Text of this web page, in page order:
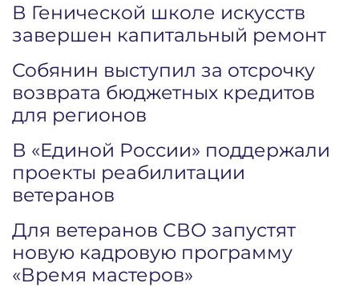
В Генической школе искусств
завершен капитальный ремонт
Собянин выступил за отсрочку
возврата бюджетных кредитов
для регионов
В «Единой России» поддержали
проекты реабилитации
ветеранов
Для ветеранов СВО запустят
новую кадровую программу
«Время мастеров»